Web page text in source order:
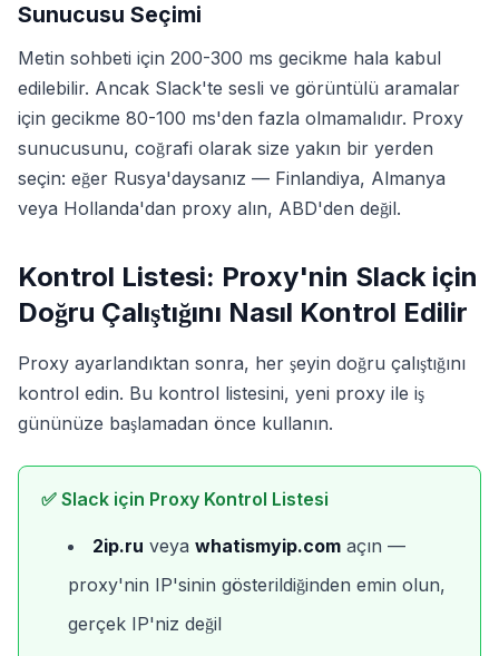
Sunucusu Seçimi
Metin sohbeti için 200-300 ms gecikme hala kabul
edilebilir. Ancak Slack'te sesli ve görüntülü aramalar
için gecikme 80-100 ms'den fazla olmamalıdır. Proxy
sunucusunu, coğrafi olarak size yakın bir yerden
seçin: eğer Rusya'daysanız — Finlandiya, Almanya
veya Hollanda'dan proxy alın, ABD'den değil.
Kontrol Listesi: Proxy'nin Slack için
Doğru Çalıştığını Nasıl Kontrol Edilir
Proxy ayarlandıktan sonra, her şeyin doğru çalıştığını
kontrol edin. Bu kontrol listesini, yeni proxy ile iş
gününüze başlamadan önce kullanın.
✅ Slack için Proxy Kontrol Listesi
2ip.ru veya whatismyip.com açın —
proxy'nin IP'sinin gösterildiğinden emin olun,
gerçek IP'niz değil